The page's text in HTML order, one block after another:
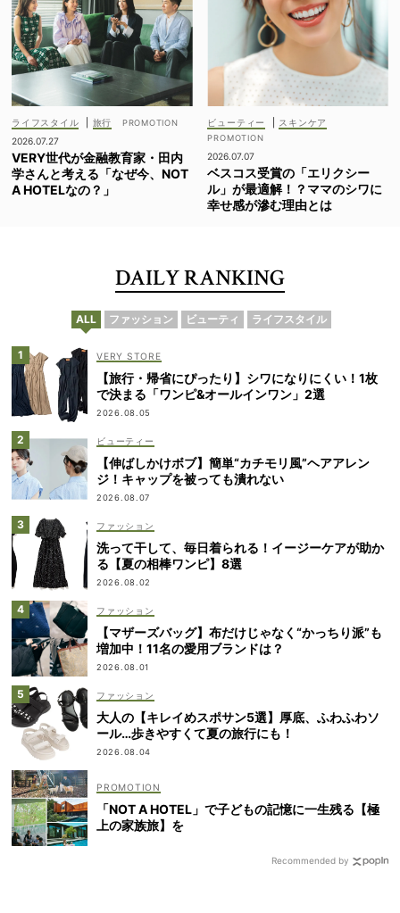
ライフスタイル
旅行
2026.07.27
VERY世代が金融教育家・田内
学さんと考える「なぜ今、NOT
A HOTELなの？」
ビューティー スキンケア
2026.07.07
ベスコス受賞の「エリクシー
ル」が最適解！？ママのシワに
幸せ感が滲む理由とは
DAILY RANKING
ALL ファッション ビューティ ライフスタイル
VERY STORE
【旅行・帰省にぴったり】シワになりにくい！1枚
で決まる「ワンピ&オールインワン」2選
2026.08.05
ビューティー
【伸ばしかけボブ】簡単“カチモリ風”ヘアアレン
ジ！キャップを被っても潰れない
2026.08.07
ファッション
洗って干して、毎日着られる！イージーケアが助か
る【夏の相棒ワンピ】8選
2026.08.02
ファッション
【マザーズバッグ】布だけじゃなく“かっちり派”も
増加中！11名の愛用ブランドは？
2026.08.01
ファッション
大人の【キレイめスポサン5選】厚底、ふわふわソ
ール…歩きやすくて夏の旅行にも！
2026.08.04
「NOT A HOTEL」で子どもの記憶に一生残る【極
上の家族旅】を
Recommended by